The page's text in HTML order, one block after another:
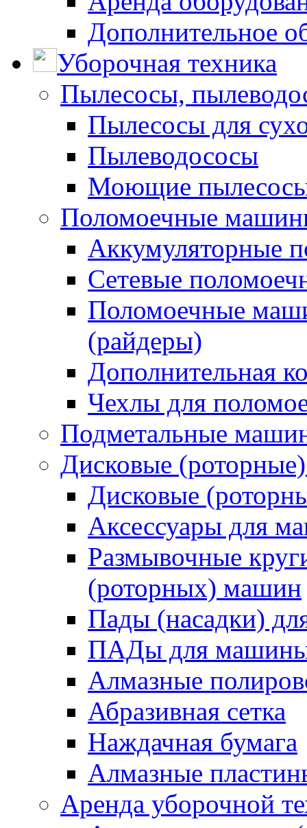
Дополнительное
Уборочная техника
Пылесосы,
Пылесосы для
Пылеводососы
Моющие пылесосы
Поломоечные
Аккумуляторные
Сетевые
Поломоечные
(райдеры)
Дополнительная
Чехлы для
Подметальные
Дисковые
Дисковые
Аксессуары для
Размывочные
(роторных) машин
Пады (насадки)
ПАДы для
Алмазные
Абразивная сетка
Наждачная бумага
Алмазные
Аренда уборочной